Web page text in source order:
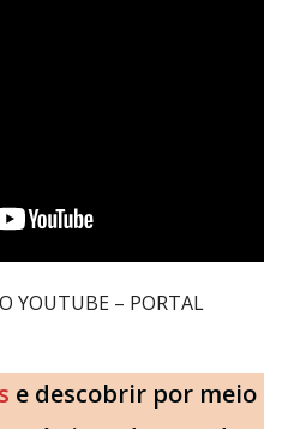
YOUTUBE – PORTAL
e descobrir por meio